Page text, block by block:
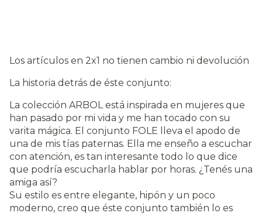
Los artículos en 2x1 no tienen cambio ni devolución
La historia detrás de éste conjunto:
La colección ARBOL está inspirada en mujeres que
han pasado por mi vida y me han tocado con su
varita mágica. El conjunto FOLE lleva el apodo de
una de mis tías paternas. Ella me enseño a escuchar
con atención, es tan interesante todo lo que dice
que podría escucharla hablar por horas. ¿Tenés una
amiga así?
Su estilo es entre elegante, hipón y un poco
moderno, creo que éste conjunto también lo es